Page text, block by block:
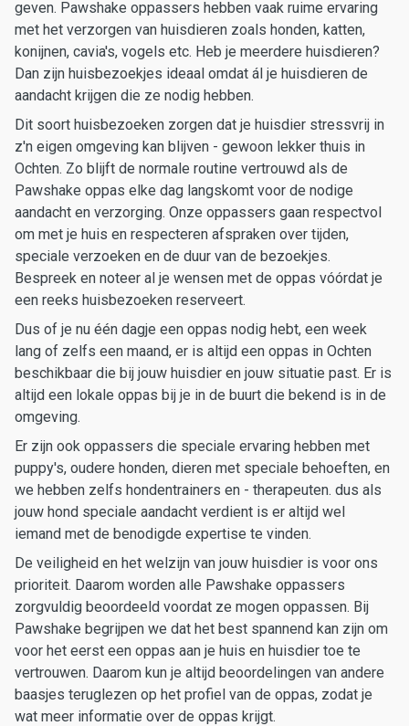
geven. Pawshake oppassers hebben vaak ruime ervaring
met het verzorgen van huisdieren zoals honden, katten,
konijnen, cavia's, vogels etc. Heb je meerdere huisdieren?
Dan zijn huisbezoekjes ideaal omdat ál je huisdieren de
aandacht krijgen die ze nodig hebben.
Dit soort huisbezoeken zorgen dat je huisdier stressvrij in
z'n eigen omgeving kan blijven - gewoon lekker thuis in
Ochten. Zo blijft de normale routine vertrouwd als de
Pawshake oppas elke dag langskomt voor de nodige
aandacht en verzorging. Onze oppassers gaan respectvol
om met je huis en respecteren afspraken over tijden,
speciale verzoeken en de duur van de bezoekjes.
Bespreek en noteer al je wensen met de oppas vóórdat je
een reeks huisbezoeken reserveert.
Dus of je nu één dagje een oppas nodig hebt, een week
lang of zelfs een maand, er is altijd een oppas in Ochten
beschikbaar die bij jouw huisdier en jouw situatie past. Er is
altijd een lokale oppas bij je in de buurt die bekend is in de
omgeving.
Er zijn ook oppassers die speciale ervaring hebben met
puppy's, oudere honden, dieren met speciale behoeften, en
we hebben zelfs hondentrainers en - therapeuten. dus als
jouw hond speciale aandacht verdient is er altijd wel
iemand met de benodigde expertise te vinden.
De veiligheid en het welzijn van jouw huisdier is voor ons
prioriteit. Daarom worden alle Pawshake oppassers
zorgvuldig beoordeeld voordat ze mogen oppassen. Bij
Pawshake begrijpen we dat het best spannend kan zijn om
voor het eerst een oppas aan je huis en huisdier toe te
vertrouwen. Daarom kun je altijd beoordelingen van andere
baasjes teruglezen op het profiel van de oppas, zodat je
wat meer informatie over de oppas krijgt.